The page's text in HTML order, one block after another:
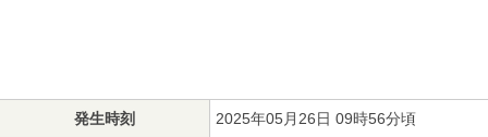
発生時刻 2025年05月26日 09時56分頃